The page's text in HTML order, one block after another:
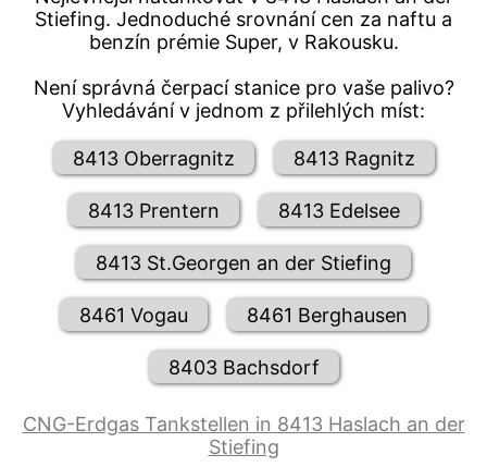
Stiefing. Jednoduché srovnání cen za naftu a
benzín prémie Super, v Rakousku.
Není správná čerpací stanice pro vaše palivo?
Vyhledávání v jednom z přilehlých míst:
8413 Oberragnitz 8413 Ragnitz
8413 Prentern 8413 Edelsee
8413 St.Georgen an der Stiefing
8461 Vogau 8461 Berghausen
8403 Bachsdorf
CNG-Erdgas Tankstellen in 8413 Haslach an der
Stiefing